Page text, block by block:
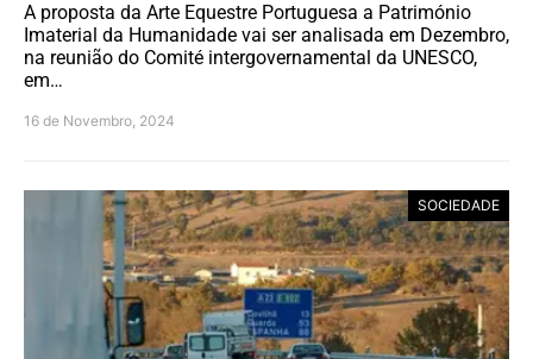
A proposta da Arte Equestre Portuguesa a Património
Imaterial da Humanidade vai ser analisada em Dezembro,
na reunião do Comité intergovernamental da UNESCO,
em…
16 de Novembro, 2024
SOCIEDADE